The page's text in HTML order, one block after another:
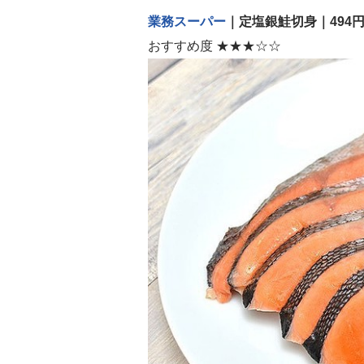
業務スーパー ｜定塩銀鮭切身｜494円
おすすめ度 ★★★☆☆